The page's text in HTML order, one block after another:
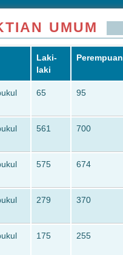
UMUM
Laki-
laki
Perempuan
65 95
561 700
575 674
279 370
175 255